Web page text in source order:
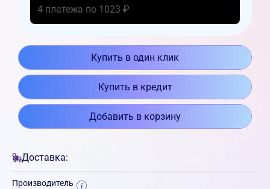
4 платежа по 1023 ₽
Купить в один клик
Купить в кредит
Добавить в корзину
Доставка:
Производитель